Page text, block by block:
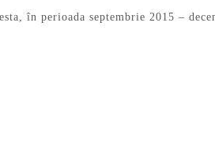
în perioada septembrie 2015 –